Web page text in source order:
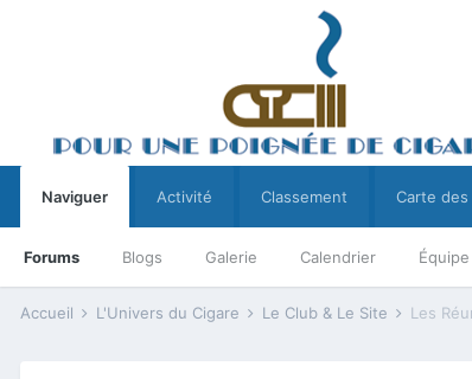
Naviguer
Forums Blogs Galerie Calendrier Équipe
Activité Classement Carte des
Accueil L'Univers du Cigare Le Club & Le Site Les